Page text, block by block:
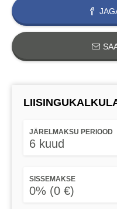
JÄRELMAKSU PERIOOD
6 kuud
SISSEMAKSE
0% (0 €)